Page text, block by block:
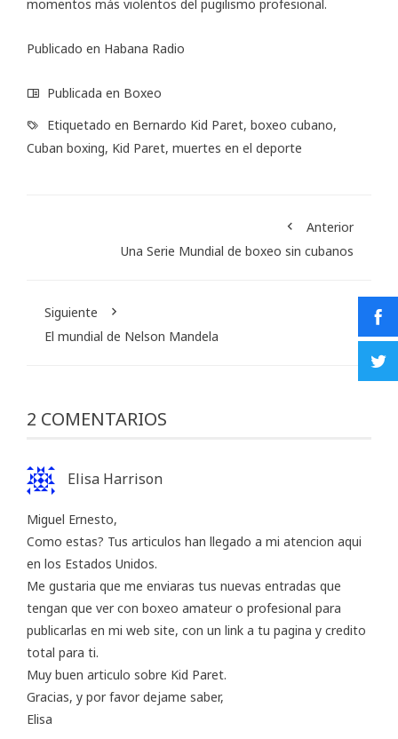
momentos más violentos del pugilismo profesional.
Publicado en Habana Radio
Publicada en Boxeo
Etiquetado en Bernardo Kid Paret, boxeo cubano,
Cuban boxing, Kid Paret, muertes en el deporte
Anterior
Una Serie Mundial de boxeo sin cubanos
Siguiente
El mundial de Nelson Mandela
2 COMENTARIOS
Elisa Harrison
Miguel Ernesto,
Como estas? Tus articulos han llegado a mi atencion aqui
en los Estados Unidos.
Me gustaria que me enviaras tus nuevas entradas que
tengan que ver con boxeo amateur o profesional para
publicarlas en mi web site, con un link a tu pagina y credito
total para ti.
Muy buen articulo sobre Kid Paret.
Gracias, y por favor dejame saber,
Elisa